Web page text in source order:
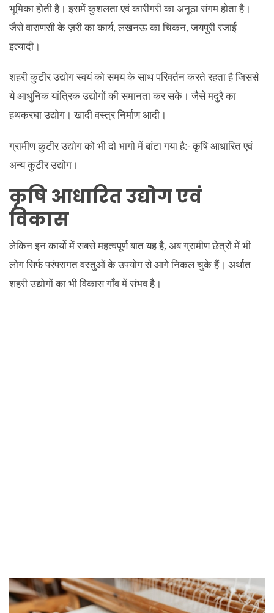
भूमिका होती है। इसमें कुशलता एवं कारीगरी का अनूठा संगम होता है।
जैसे वाराणसी के ज़री का कार्य, लखनऊ का चिकन, जयपुरी रजाई
इत्यादी।
शहरी कुटीर उद्योग स्वयं को समय के साथ परिवर्तन करते रहता है जिससे
ये आधुनिक यांत्रिक उद्योगों की समानता कर सके। जैसे मदुरै का
हथकरघा उद्योग। खादी वस्त्र निर्माण आदी।
ग्रामीण कुटीर उद्योग को भी दो भागो में बांटा गया है:- कृषि आधारित एवं
अन्य कुटीर उद्योग।
कृषि आधारित उद्योग एवं
विकास
लेकिन इन कार्यो में सबसे महत्वपूर्ण बात यह है, अब ग्रामीण छेत्रों में भी
लोग सिर्फ परंपरागत वस्तुओं के उपयोग से आगे निकल चुके हैं। अर्थात
शहरी उद्योगों का भी विकास गाँव में संभव है।